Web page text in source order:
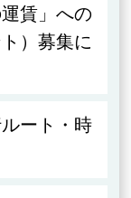
賃」への
）募集に
ート・時